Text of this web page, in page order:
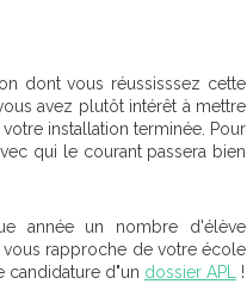
dont vous réussisssez cette
avez plutôt intérêt à mettre
installation terminée. Pour
qui le courant passera bien
année un nombre d'élève
rapproche de votre école
d"un dossier APL !